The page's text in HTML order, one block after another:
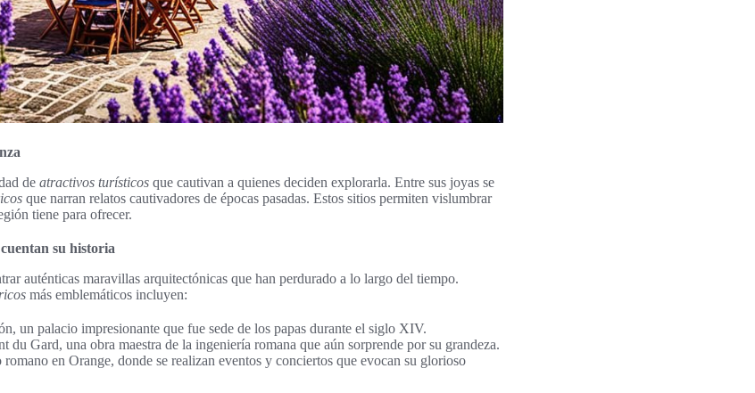
de atractivos turísticos que cautivan a quienes deciden explorarla. Entre sus joyas se
que narran relatos cautivadores de épocas pasadas. Estos sitios permiten vislumbrar
tiene para ofrecer.
su historia
auténticas maravillas arquitectónicas que han perdurado a lo largo del tiempo.
más emblemáticos incluyen:
un palacio impresionante que fue sede de los papas durante el siglo XIV.
du Gard, una obra maestra de la ingeniería romana que aún sorprende por su grandeza.
en Orange, donde se realizan eventos y conciertos que evocan su glorioso